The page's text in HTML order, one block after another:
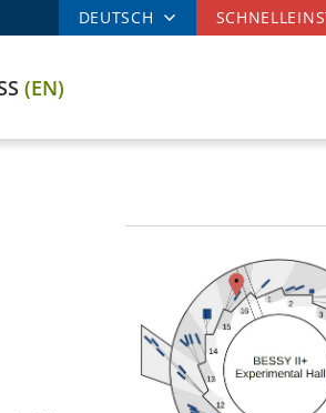
DEUTSCH
(EN)